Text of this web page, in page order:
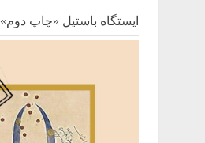
ایستگاه باستیل «چاپ دوم»